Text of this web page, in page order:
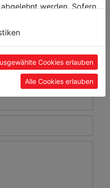
werden. Sofern
Cookies erlauben
Alle Cookies erlauben